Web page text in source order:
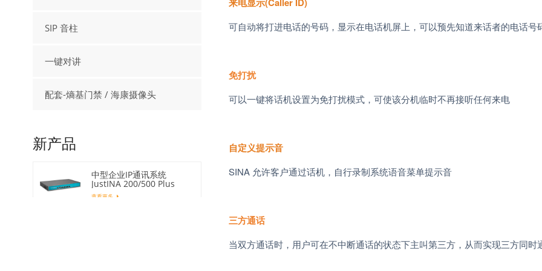
可自动将打进电话的号码，显示在电话机屏上，可以预先知道来话者的电话号
免打扰
可以一键将话机设置为免打扰模式，可使该分机临时不再接听任何来电
自定义提示音
SINA 允许客户通过话机，自行录制系统语音菜单提示音
三方通话
当双方通话时，用户可在不中断通话的状态下主叫第三方，从而实现三方同时
SIP 音柱
一键对讲
配套-熵基门禁 / 海康摄像头
新产品
中型企业IP通讯系统
JustINA 200/500 Plus
查看更多